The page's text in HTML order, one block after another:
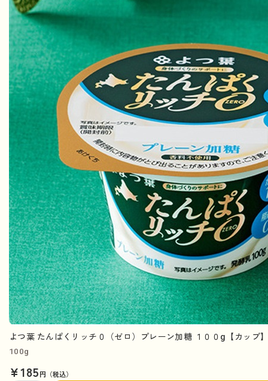
よつ葉 たんぱくリッチ０（ゼロ）プレーン加糖 １００g【カップ
100g
¥185円（税込）